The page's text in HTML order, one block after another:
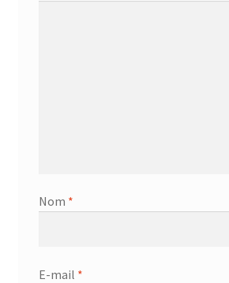
Nom *
E-mail *